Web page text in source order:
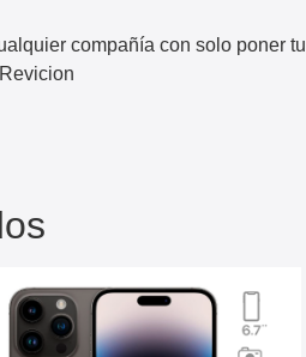
compañía con solo poner